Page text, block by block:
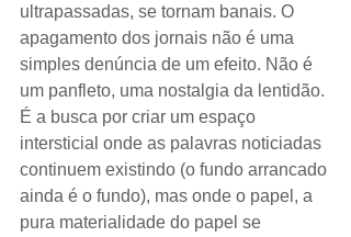
ultrapassadas, se tornam banais. O
apagamento dos jornais não é uma
simples denúncia de um efeito. Não é
um panfleto, uma nostalgia da lentidão.
É a busca por criar um espaço
intersticial onde as palavras noticiadas
continuem existindo (o fundo arrancado
ainda é o fundo), mas onde o papel, a
pura materialidade do papel se